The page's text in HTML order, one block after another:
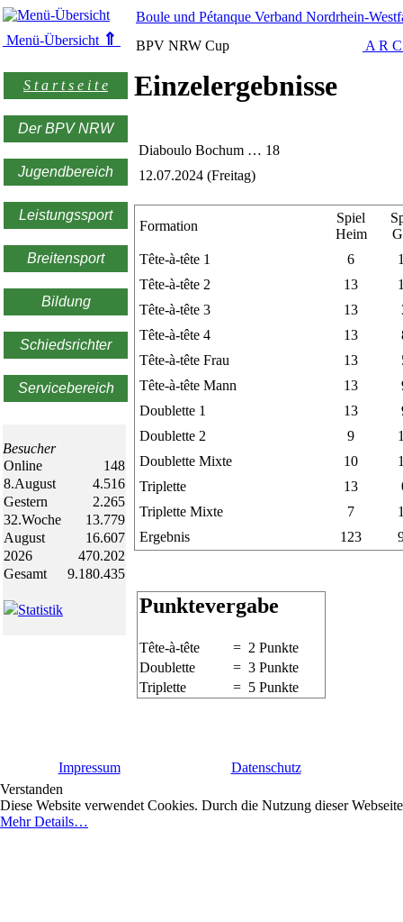
Menü-Übersicht ⇑
S t a r t s e i t e
Der BPV NRW
Jugendbereich
Leistungssport
Breitensport
Bildung
Schiedsrichter
Servicebereich
Besucher
Online
148
8.August
4.516
Gestern
2.265
32.Woche
13.779
August
16.607
2026
470.202
Gesamt
9.180.435
Statistik
Boule und Pétanque Verband Nordrhein-
BPV NRW Cup
A R
Einzelergebnisse
Diaboulo Bochum … 18
12.07.2024 (Freitag)
Formation
Spiel
Heim
Tête-à-tête 1
6
Tête-à-tête 2
13
Tête-à-tête 3
13
Tête-à-tête 4
13
Tête-à-tête Frau
13
Tête-à-tête Mann
13
Doublette 1
13
Doublette 2
9
Doublette Mixte
10
Triplette
13
Triplette Mixte
7
Ergebnis
123
Punktevergabe
Tête-à-tête
= 2 Punkte
Doublette
= 3 Punkte
Triplette
= 5 Punkte
Impressum
Datenschutz
Verstanden
Diese Website verwendet Cookies. Durch die Nutzung dieser
Mehr Details…